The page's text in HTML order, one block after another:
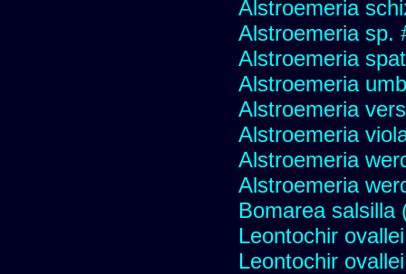
Alstroemeria
Alstroemeria sp.
Alstroemeria
Alstroemeria
Alstroemeria
Alstroemeria
Alstroemeria
Alstroemeria
Bomarea salsilla
Leontochir
Leontochir ovallei